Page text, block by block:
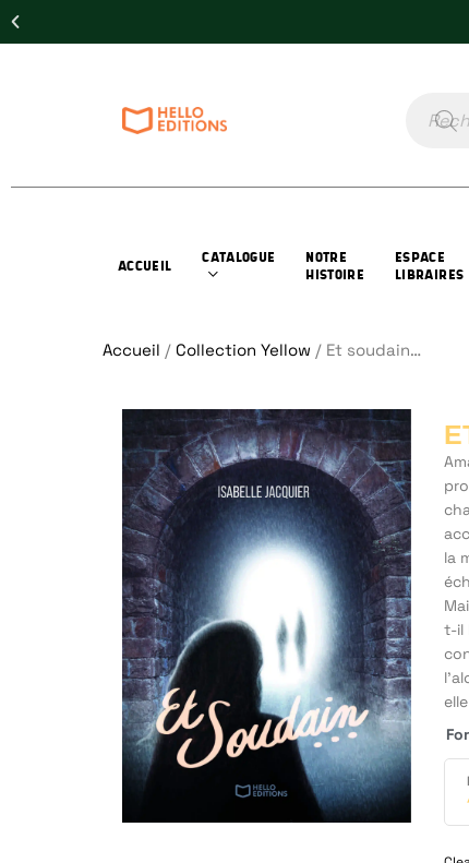
ACCUEIL
CATALOGUE
NOTRE
HISTOIRE
ESPACE
LIBRAIRES
Accueil / Collection Yellow / Et soudain…
la
t-il